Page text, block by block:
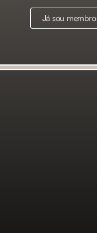
Já sou membro